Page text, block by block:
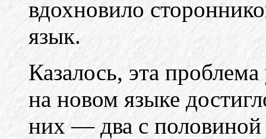
вдохновило
язык.
Казалось, эта
на новом языке
них — два с половиной